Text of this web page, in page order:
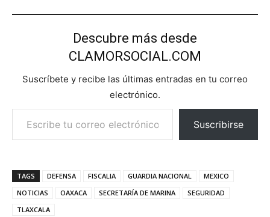
Descubre más desde
CLAMORSOCIAL.COM
Suscríbete y recibe las últimas entradas en tu correo
electrónico.
Escribe tu correo electrónico…
Suscribirse
TAGS DEFENSA FISCALIA GUARDIA NACIONAL
MEXICO
NOTICIAS
OAXACA SECRETARÍA DE MARINA
SEGURIDAD
TLAXCALA